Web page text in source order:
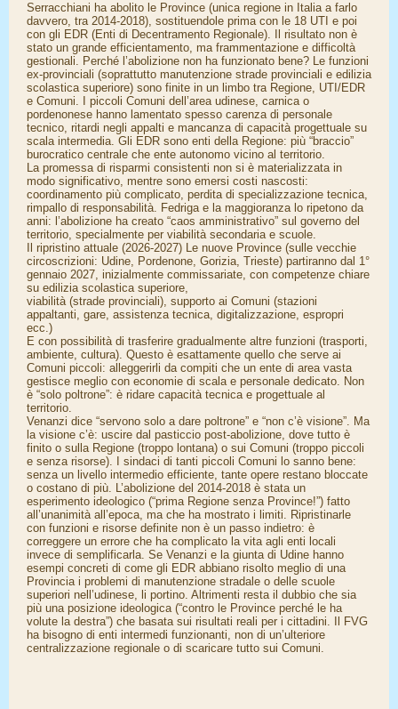
Serracchiani ha abolito le Province (unica regione in Italia a farlo
davvero, tra 2014-2018), sostituendole prima con le 18 UTI e poi
con gli EDR (Enti di Decentramento Regionale). Il risultato non è
stato un grande efficientamento, ma frammentazione e difficoltà
gestionali. Perché l’abolizione non ha funzionato bene? Le funzioni
ex-provinciali (soprattutto manutenzione strade provinciali e edilizia
scolastica superiore) sono finite in un limbo tra Regione, UTI/EDR
e Comuni. I piccoli Comuni dell’area udinese, carnica o
pordenonese hanno lamentato spesso carenza di personale
tecnico, ritardi negli appalti e mancanza di capacità progettuale su
scala intermedia. Gli EDR sono enti della Regione: più “braccio”
burocratico centrale che ente autonomo vicino al territorio.
La promessa di risparmi consistenti non si è materializzata in
modo significativo, mentre sono emersi costi nascosti:
coordinamento più complicato, perdita di specializzazione tecnica,
rimpallo di responsabilità. Fedriga e la maggioranza lo ripetono da
anni: l’abolizione ha creato “caos amministrativo” sul governo del
territorio, specialmente per viabilità secondaria e scuole.
Il ripristino attuale (2026-2027) Le nuove Province (sulle vecchie
circoscrizioni: Udine, Pordenone, Gorizia, Trieste) partiranno dal 1°
gennaio 2027, inizialmente commissariate, con competenze chiare
su edilizia scolastica superiore,
viabilità (strade provinciali), supporto ai Comuni (stazioni
appaltanti, gare, assistenza tecnica, digitalizzazione, espropri
ecc.)
E con possibilità di trasferire gradualmente altre funzioni (trasporti,
ambiente, cultura). Questo è esattamente quello che serve ai
Comuni piccoli: alleggerirli da compiti che un ente di area vasta
gestisce meglio con economie di scala e personale dedicato. Non
è “solo poltrone”: è ridare capacità tecnica e progettuale al
territorio.
Venanzi dice “servono solo a dare poltrone” e “non c’è visione”. Ma
la visione c’è: uscire dal pasticcio post-abolizione, dove tutto è
finito o sulla Regione (troppo lontana) o sui Comuni (troppo piccoli
e senza risorse). I sindaci di tanti piccoli Comuni lo sanno bene:
senza un livello intermedio efficiente, tante opere restano bloccate
o costano di più. L’abolizione del 2014-2018 è stata un
esperimento ideologico (“prima Regione senza Province!”) fatto
all’unanimità all’epoca, ma che ha mostrato i limiti. Ripristinarle
con funzioni e risorse definite non è un passo indietro: è
correggere un errore che ha complicato la vita agli enti locali
invece di semplificarla. Se Venanzi e la giunta di Udine hanno
esempi concreti di come gli EDR abbiano risolto meglio di una
Provincia i problemi di manutenzione stradale o delle scuole
superiori nell’udinese, li portino. Altrimenti resta il dubbio che sia
più una posizione ideologica (“contro le Province perché le ha
volute la destra”) che basata sui risultati reali per i cittadini. Il FVG
ha bisogno di enti intermedi funzionanti, non di un’ulteriore
centralizzazione regionale o di scaricare tutto sui Comuni.